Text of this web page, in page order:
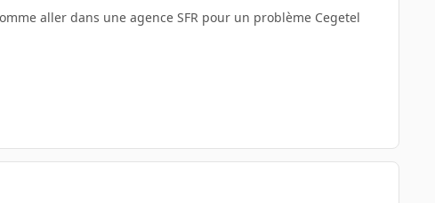
aller dans une agence SFR pour un problème Cegetel